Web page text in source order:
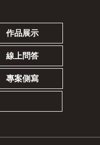
作品展示
線上問答
專案側寫